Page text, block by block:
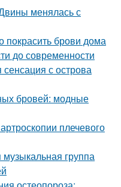
менялась с
покрасить брови дома
до современности
с острова
бровей: модные
плечевого
музыкальная группа